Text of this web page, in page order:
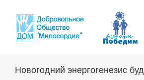
Новогодний энергогенезис